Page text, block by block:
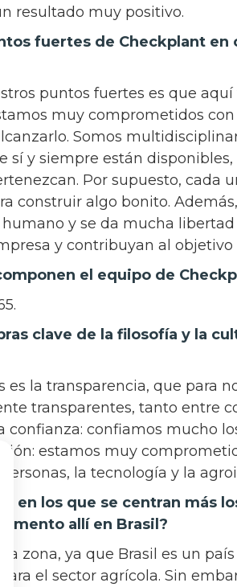
resultado muy positivo.
fuertes de Checkplant
puntos fuertes es que
muy comprometidos
Somos
sí y siempre están
Por supuesto, cada
construir algo bonito.
y se da mucha
y contribuyan al objetivo
el equipo de
clave de la filosofía y la
es la transparencia, que para
transparentes, tanto entre
confianza: confiamos mucho
estamos muy
personas, la tecnología y la
en los que se centran más
allí en Brasil?
zona, ya que Brasil es un
el sector agrícola. Sin